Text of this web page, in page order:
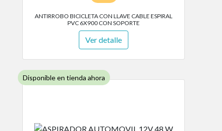
ANTIRROBO BICICLETA CON LLAVE CABLE ESPIRAL
PVC 6X900 CON SOPORTE
Ver detalle
Disponible en tienda ahora